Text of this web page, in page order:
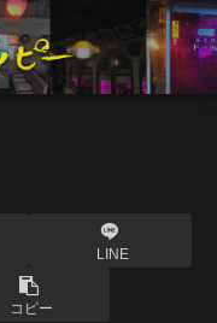
LINE
コピー